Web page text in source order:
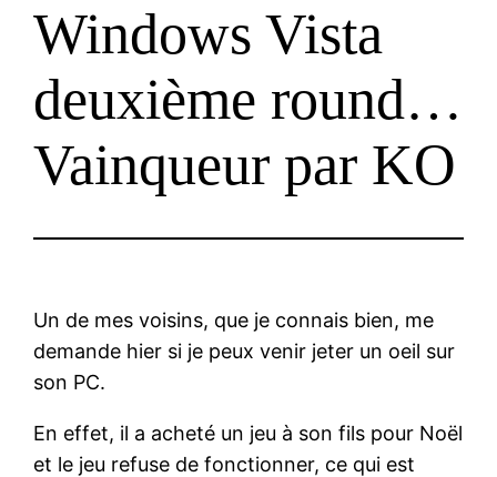
Windows Vista
deuxième round…
Vainqueur par KO
Un de mes voisins, que je connais bien, me
demande hier si je peux venir jeter un oeil sur
son PC.
En effet, il a acheté un jeu à son fils pour Noël
et le jeu refuse de fonctionner, ce qui est